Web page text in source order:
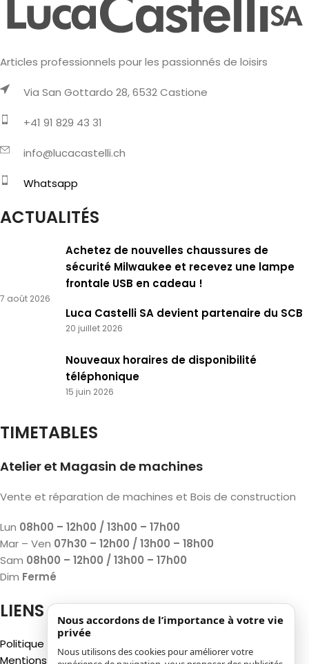
Articles professionnels pour les passionnés de loisirs
Via San Gottardo 28, 6532 Castione
+41 91 829 43 31
info@lucacastelli.ch
Whatsapp
ACTUALITÉS
Achetez de nouvelles chaussures de
sécurité Milwaukee et recevez une lampe
frontale USB en cadeau !
7 août 2026
Luca Castelli SA devient partenaire du SCB
20 juillet 2026
Nouveaux horaires de disponibilité
téléphonique
15 juin 2026
TIMETABLES
Atelier et Magasin de machines
Vente et réparation de machines et Bois de construction
Lun 08h00 – 12h00 / 13h00 – 17h00
Mar – Ven 07h30 – 12h00 / 13h00 – 18h00
Sam 08h00 – 12h00 / 13h00 – 17h00
Dim Fermé
LIENS
Politique de confidentialité
Mentions légales
Nous accordons de l’importance à votre vie
privée
Nous utilisons des cookies pour améliorer votre